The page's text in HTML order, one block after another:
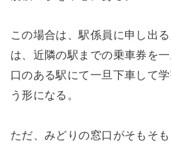
この場合は、駅係員に申し出
は、近隣の駅までの乗車券を
口のある駅にて一旦下車して
う形になる。
ただ、みどりの窓口がそもそ